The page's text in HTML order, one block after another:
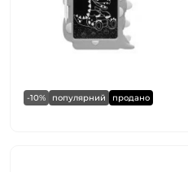
-10% популярний продано